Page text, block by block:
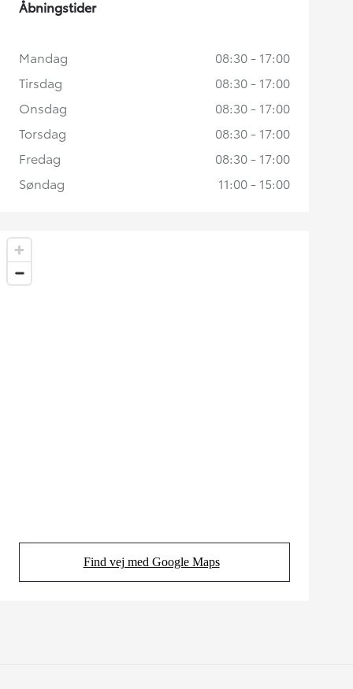
Find vej med Google Maps
(Opens in new tab)
Åbningstider
Mandag
08:30 - 17:00
Tirsdag
08:30 - 17:00
Onsdag
08:30 - 17:00
Torsdag
08:30 - 17:00
Fredag
08:30 - 17:00
Søndag
11:00 - 15:00